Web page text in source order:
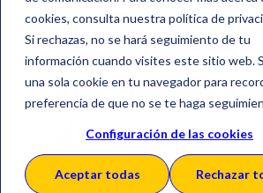
cookies, consulta nuestra política de
Si rechazas, no se hará seguimiento de tu
información cuando visites este sitio web.
una sola cookie en tu navegador para
preferencia de que no se te haga
Configuración de las cookies
Aceptar todas Rechazar
ayudamos
de procesos
compra y